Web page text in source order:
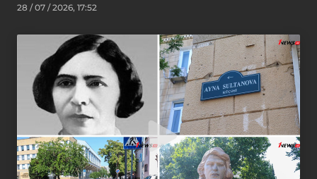
28 / 07 / 2026, 17:52